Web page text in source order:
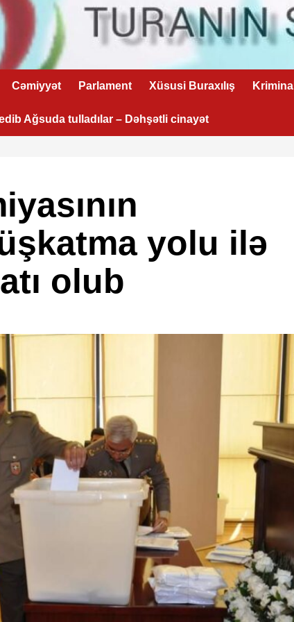
Cəmiyyət Parlament Xüsusi Buraxılış Kriminal
Ağsuda tulladılar – Dəhşətli cinayət
yolu ilə
olub